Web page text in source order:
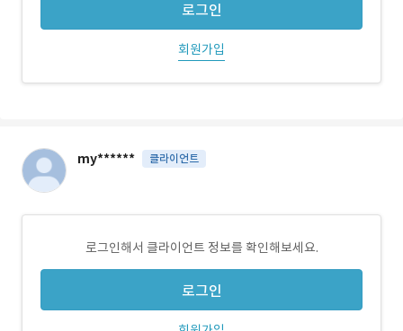
로그인
회원가입
my****** 클라이언트
로그인해서 클라이언트 정보를 확인해보세요.
로그인